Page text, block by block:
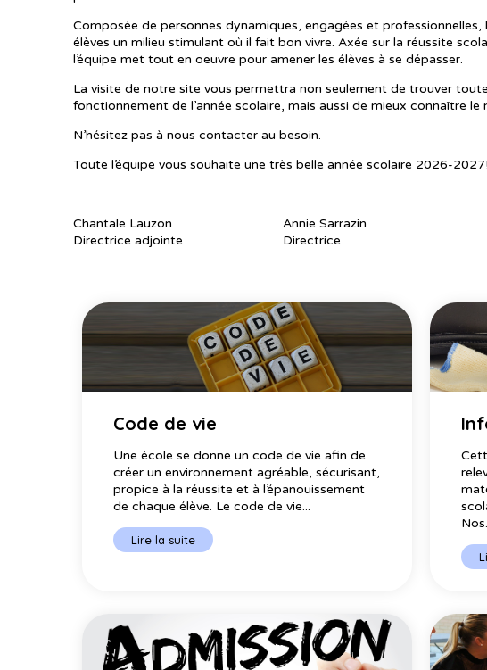
Composée de personnes dynamiques, engagées et
élèves un milieu stimulant où il fait bon vivre. Axée sur la réussite
l’équipe met tout en oeuvre pour amener les élèves à se dépasser.
La visite de notre site vous permettra non seulement de trouver
fonctionnement de l’année scolaire, mais aussi de mieux connaître le
N’hésitez pas à nous contacter au besoin.
Toute l’équipe vous souhaite une très belle année scolaire 2026-2027!
Chantale Lauzon Annie Sarrazin
Directrice adjointe Directrice
Code de vie
Une école se donne un code de vie afin de
créer un environnement agréable, sécurisant,
propice à la réussite et à l’épanouissement
de chaque élève. Le code de vie...
Lire la suite